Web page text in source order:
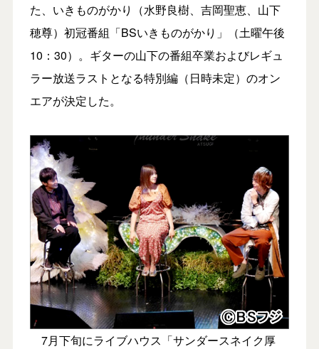
た、いきものがかり（水野良樹、吉岡聖恵、山下
穂尊）初冠番組「BSいきものがかり」（土曜午後
10：30）。ギターの山下の番組卒業およびレギュ
ラー放送ラストとなる特別編（日時未定）のオン
エアが決定した。
7月下旬にライブハウス「サンダースネイク厚